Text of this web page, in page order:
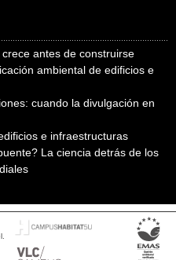
antes de construirse
ambiental de edificios e
cuando la divulgación en
e infraestructuras
La ciencia detrás de los